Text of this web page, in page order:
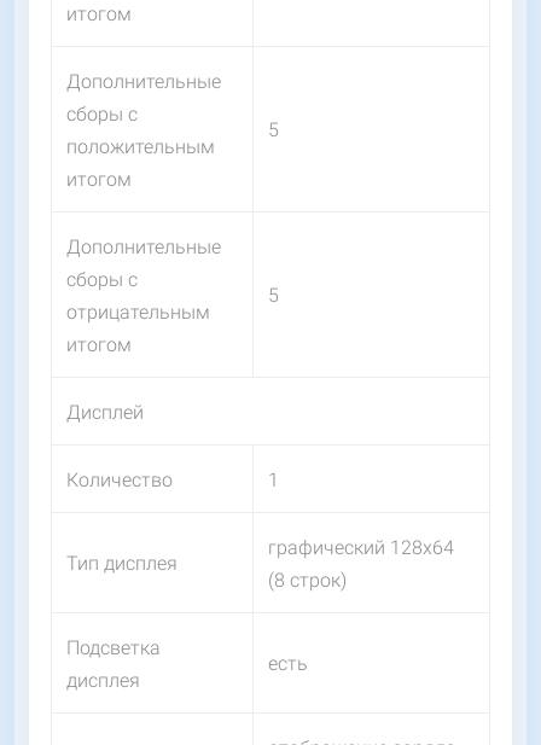
итогом
Дополнительные
сборы с
положительным
итогом
5
Дополнительные
сборы с
отрицательным
итогом
5
Дисплей
Количество 1
Тип дисплея
графический 128х64
(8 строк)
Подсветка
дисплея
есть